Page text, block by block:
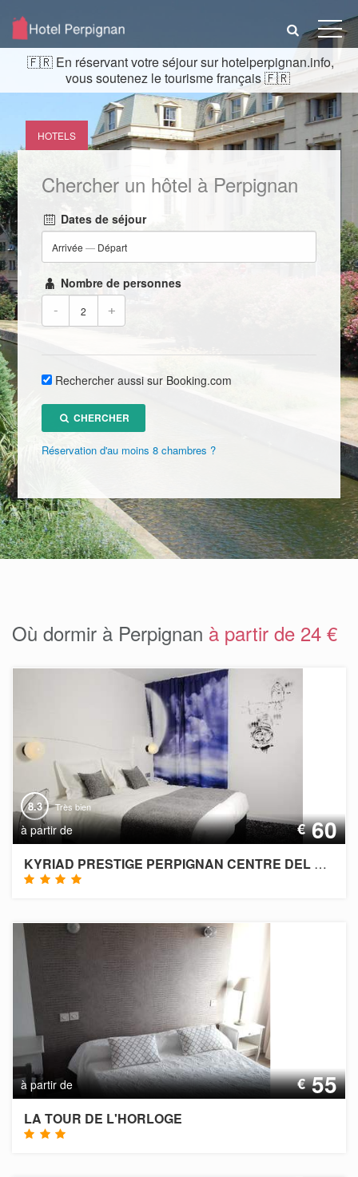
En réservant votre séjour sur hotelperpignan.info,
vous soutenez le tourisme français
HOTELS
Chercher un hôtel à Perpignan
Dates de séjour
Arrivée— Départ
Nombre de personnes
- +
Rechercher aussi sur Booking.com
CHERCHER
Réservation d'au moins 8 chambres ?
Où dormir à Perpignan à partir de 24 €
8.3 Très bien
à partir de €60
KYRIAD PRESTIGE PERPIGNAN CENTRE DEL MON
à partir de €55
LA TOUR DE L'HORLOGE